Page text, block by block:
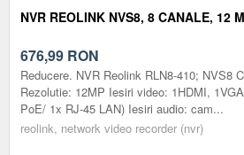
NVR REOLINK NVS8, 8 CANALE, 12
676,99 RON
Reducere. NVR Reolink RLN8-410; NVS8
Rezolutie: 12MP Iesiri video: 1HDMI,
PoE/ 1x RJ-45 LAN) Iesiri audio: cam...
reolink, network video recorder (nvr)